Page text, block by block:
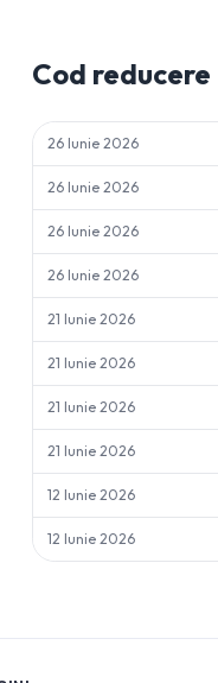
Cod reducere
26 Iunie 2026
26 Iunie 2026
26 Iunie 2026
26 Iunie 2026
21 Iunie 2026
21 Iunie 2026
21 Iunie 2026
21 Iunie 2026
12 Iunie 2026
12 Iunie 2026